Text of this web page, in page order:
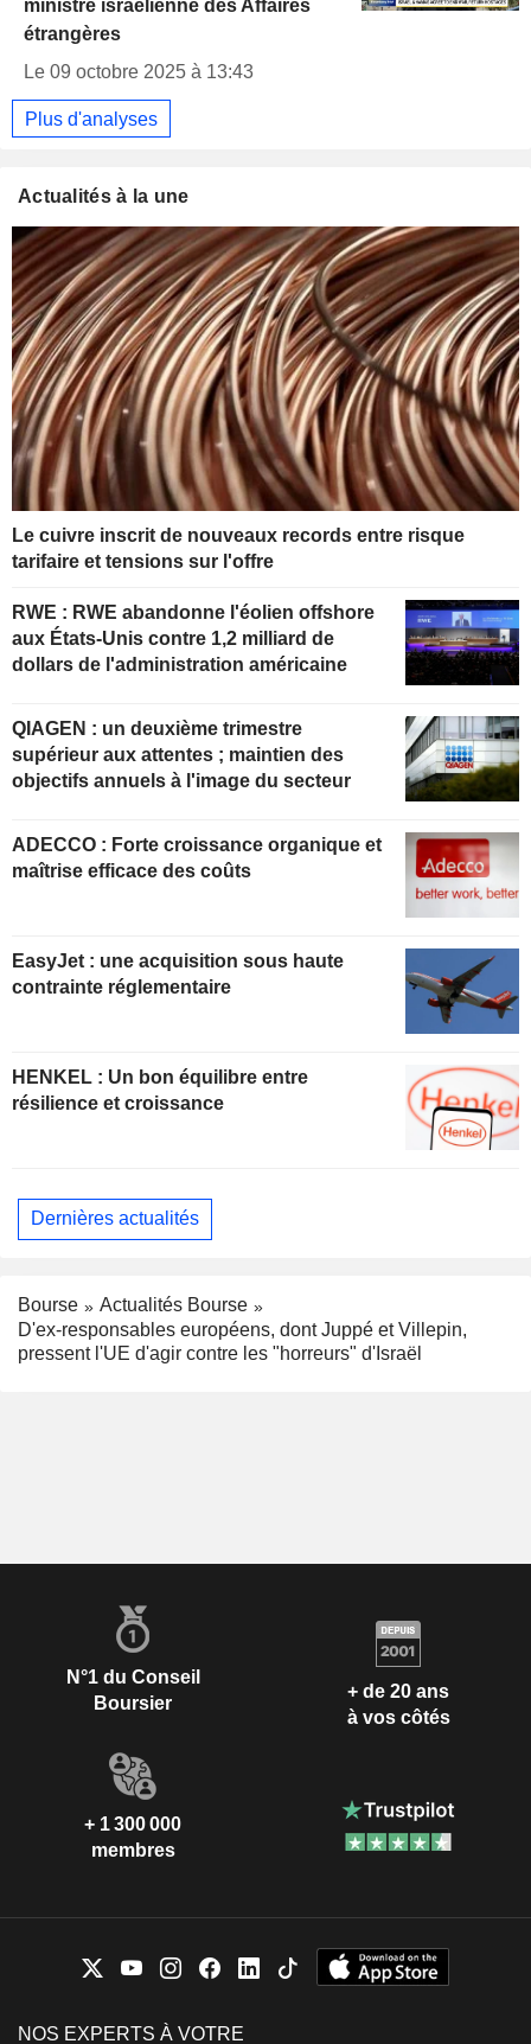
ministre israélienne des Affaires
étrangères
Le 09 octobre 2025 à 13:43
Plus d'analyses
Actualités à la une
Le cuivre inscrit de nouveaux records entre risque
tarifaire et tensions sur l'offre
RWE : RWE abandonne l'éolien offshore
aux États-Unis contre 1,2 milliard de
dollars de l'administration américaine
QIAGEN : un deuxième trimestre
supérieur aux attentes ; maintien des
objectifs annuels à l'image du secteur
ADECCO : Forte croissance organique et
maîtrise efficace des coûts
EasyJet : une acquisition sous haute
contrainte réglementaire
HENKEL : Un bon équilibre entre
résilience et croissance
Dernières actualités
Bourse
Actualités Bourse
D'ex-responsables européens, dont Juppé et Villepin,
pressent l'UE d'agir contre les "horreurs" d'Israël
N°1 du Conseil
Boursier
+ de 20 ans
à vos côtés
+ 1 300 000
membres
NOS EXPERTS À VOTRE